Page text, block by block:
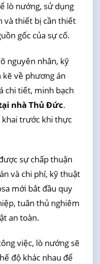
lò nướng, sử dụng
và thiết bị cần thiết
gốc của sự cố.
nguyên nhân, kỹ
về phương án
chi tiết, minh bạch
nhà Thủ Đức.
khai trước khi thực
sự chấp thuận
và chi phí, kỹ thuật
mới bắt đầu quy
tuân thủ nghiêm
an toàn.
việc, lò nướng sẽ
độ khác nhau để